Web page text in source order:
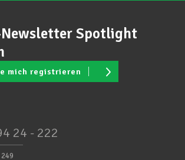
Newsletter Spotlight
mich registrieren
24 - 222